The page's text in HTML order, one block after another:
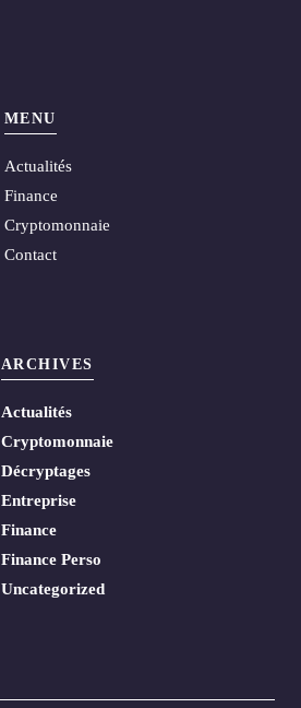
MENU
Actualités
Finance
Cryptomonnaie
Contact
ARCHIVES
Actualités
Cryptomonnaie
Décryptages
Entreprise
Finance
Finance Perso
Uncategorized